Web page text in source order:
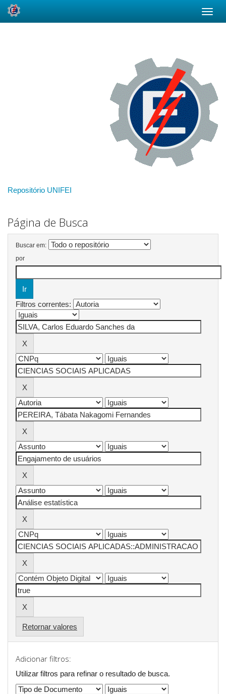
Repositório UNIFEI
Página de Busca
Buscar em:
por
Filtros correntes:
Retornar valores
Adicionar filtros:
Utilizar filtros para refinar o resultado de busca.